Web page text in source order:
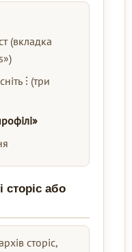
(вкладка
⁝ (три
сторіс або
сторіс,